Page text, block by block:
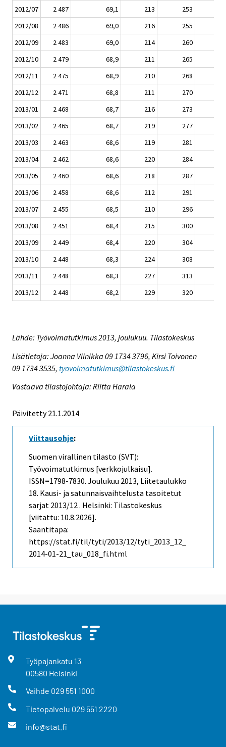
2012/07
2 487 69,1 213
253
2012/08
2 486 69,0 216
255
2012/09
2 483 69,0 214
260
2012/10
2 479 68,9 211
265
2012/11
2 475 68,9 210
268
2012/12
2 471 68,8 211
270
2013/01
2 468 68,7 216
273
2013/02
2 465 68,7 219
277
2013/03
2 463 68,6 219
281
2013/04
2 462 68,6 220
284
2013/05
2 460 68,6 218
287
2013/06
2 458 68,6 212
291
2013/07
2 455 68,5 210
296
2013/08
2 451 68,4 215
300
2013/09
2 449 68,4 220
304
2013/10
2 448 68,3 224
308
2013/11
2 448 68,3 227
313
2013/12
2 448 68,2 229 320
Lähde: Työvoimatutkimus 2013, joulukuu. Tilastokeskus
Lisätietoja: Joanna Viinikka 09 1734 3796, Kirsi Toivonen
09 1734 3535, tyovoimatutkimus@tilastokeskus.fi
Vastaava tilastojohtaja: Riitta Harala
Päivitetty 21.1.2014
Viittausohje:
Suomen virallinen tilasto (SVT):
Työvoimatutkimus [verkkojulkaisu].
ISSN=1798-7830. Joulukuu 2013, Liitetaulukko
18. Kausi- ja satunnaisvaihtelusta tasoitetut
sarjat 2013/12 . Helsinki: Tilastokeskus
[viitattu: 10.8.2026].
Saantitapa:
https://stat.fi/til/tyti/2013/12/tyti_2013_12_
2014-01-21_tau_018_fi.html
Työpajankatu 13
00580 Helsinki
Vaihde 029 551 1000
Tietopalvelu 029 551 2220
info@stat.fi